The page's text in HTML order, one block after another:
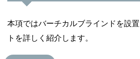
本項ではバーチカルブラインドを設
トを詳しく紹介します。